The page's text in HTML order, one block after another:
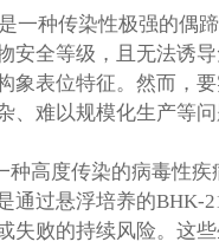
一种传染性极强的偶
安全等级，且无法诱
象表位特征。然而，
、难以规模化生产等
种高度传染的病毒性
通过悬浮培养的BHK-
失败的持续风险。这